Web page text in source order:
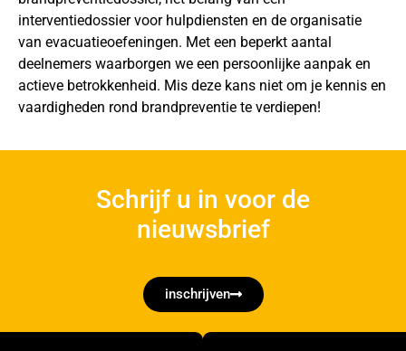
interventiedossier voor hulpdiensten en de organisatie
van evacuatieoefeningen. Met een beperkt aantal
deelnemers waarborgen we een persoonlijke aanpak en
actieve betrokkenheid. Mis deze kans niet om je kennis en
vaardigheden rond brandpreventie te verdiepen!
Schrijf u in voor de
nieuwsbrief
inschrijven